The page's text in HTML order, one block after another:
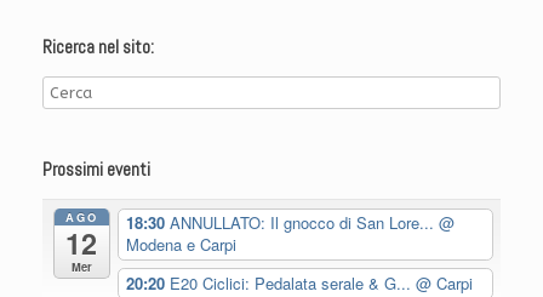
Ricerca nel sito:
Prossimi eventi
AGO
12
Mer
18:30 ANNULLATO: Il gnocco di San Lore... @
Modena e Carpi
20:20 E20 Ciclici: Pedalata serale & G... @ Carpi